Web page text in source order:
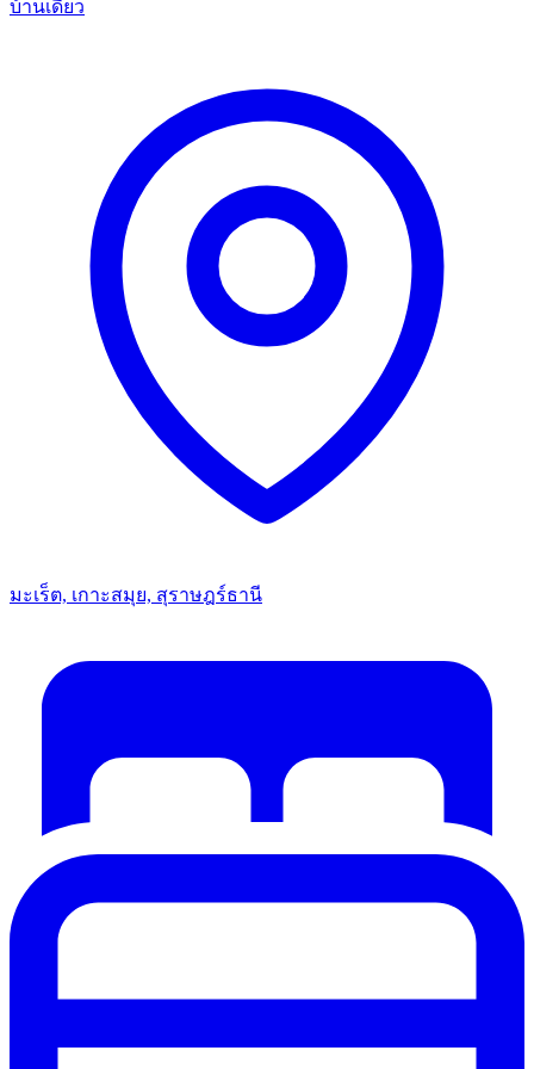
บ้านเดี่ยว
มะเร็ต, เกาะสมุย, สุราษฎร์ธานี